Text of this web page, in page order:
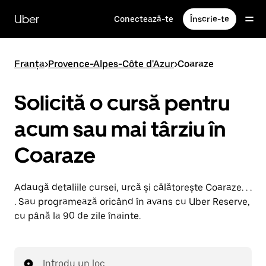
direct
conținutul
principal
Uber Conectează-te Înscrie-te
Franța>Provence-Alpes-Côte d'Azur>Coaraze
Solicită o cursă pentru
acum sau mai târziu în
Coaraze
Adaugă detaliile cursei, urcă și călătorește Coaraze. . .
. Sau programează oricând în avans cu Uber Reserve,
cu până la 90 de zile înainte.
Introdu un loc